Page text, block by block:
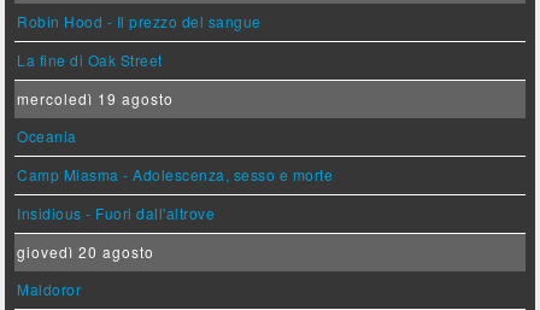
Robin Hood - Il prezzo del sangue
La fine di Oak Street
mercoledì 19 agosto
Oceania
Camp Miasma - Adolescenza, sesso e morte
Insidious - Fuori dall'altrove
giovedì 20 agosto
Maldoror